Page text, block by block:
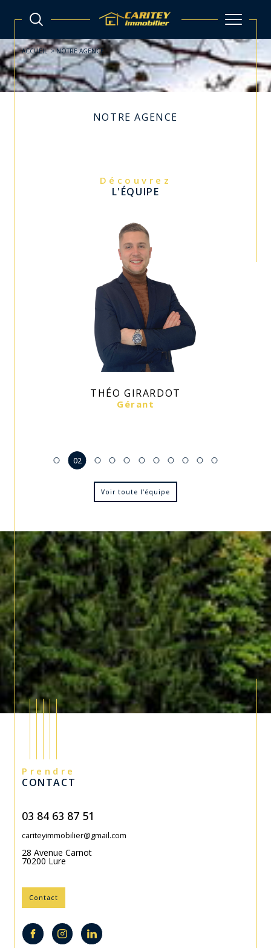
ACCUEIL NOTRE AGENCE
NOTRE AGENCE
Découvrez
L'ÉQUIPE
THÉO GIRARDOT
Gérant
02
Voir toute l'équipe
Prendre
CONTACT
03 84 63 87 51
cariteyimmobilier@gmail.com
28 Avenue Carnot
70200 Lure
Contact